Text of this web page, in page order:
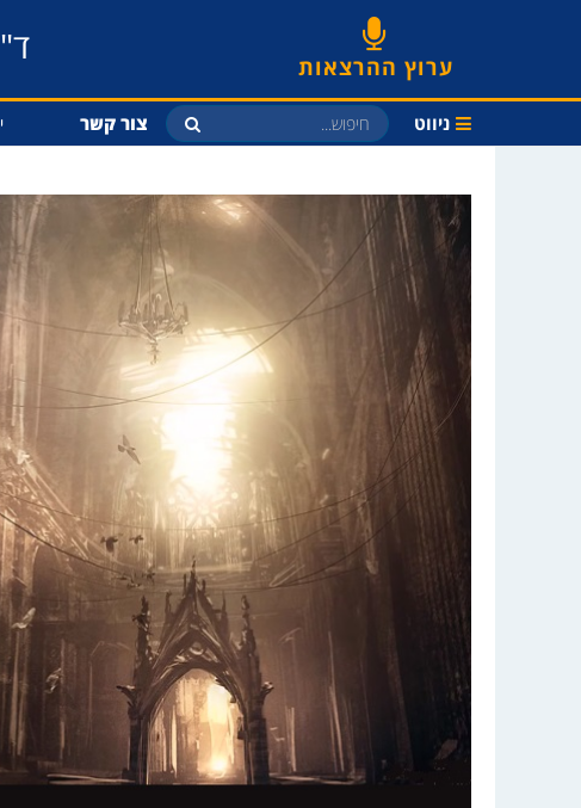
ערוץ ההרצאות
ניווט צור קשר